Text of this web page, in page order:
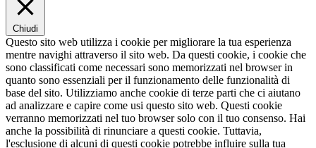
Chiudi
Questo sito web utilizza i cookie per migliorare la tua esperienza
mentre navighi attraverso il sito web. Da questi cookie, i cookie che
sono classificati come necessari sono memorizzati nel browser in
quanto sono essenziali per il funzionamento delle funzionalità di
base del sito. Utilizziamo anche cookie di terze parti che ci aiutano
ad analizzare e capire come usi questo sito web. Questi cookie
verranno memorizzati nel tuo browser solo con il tuo consenso. Hai
anche la possibilità di rinunciare a questi cookie. Tuttavia,
l'esclusione di alcuni di questi cookie potrebbe influire sulla tua